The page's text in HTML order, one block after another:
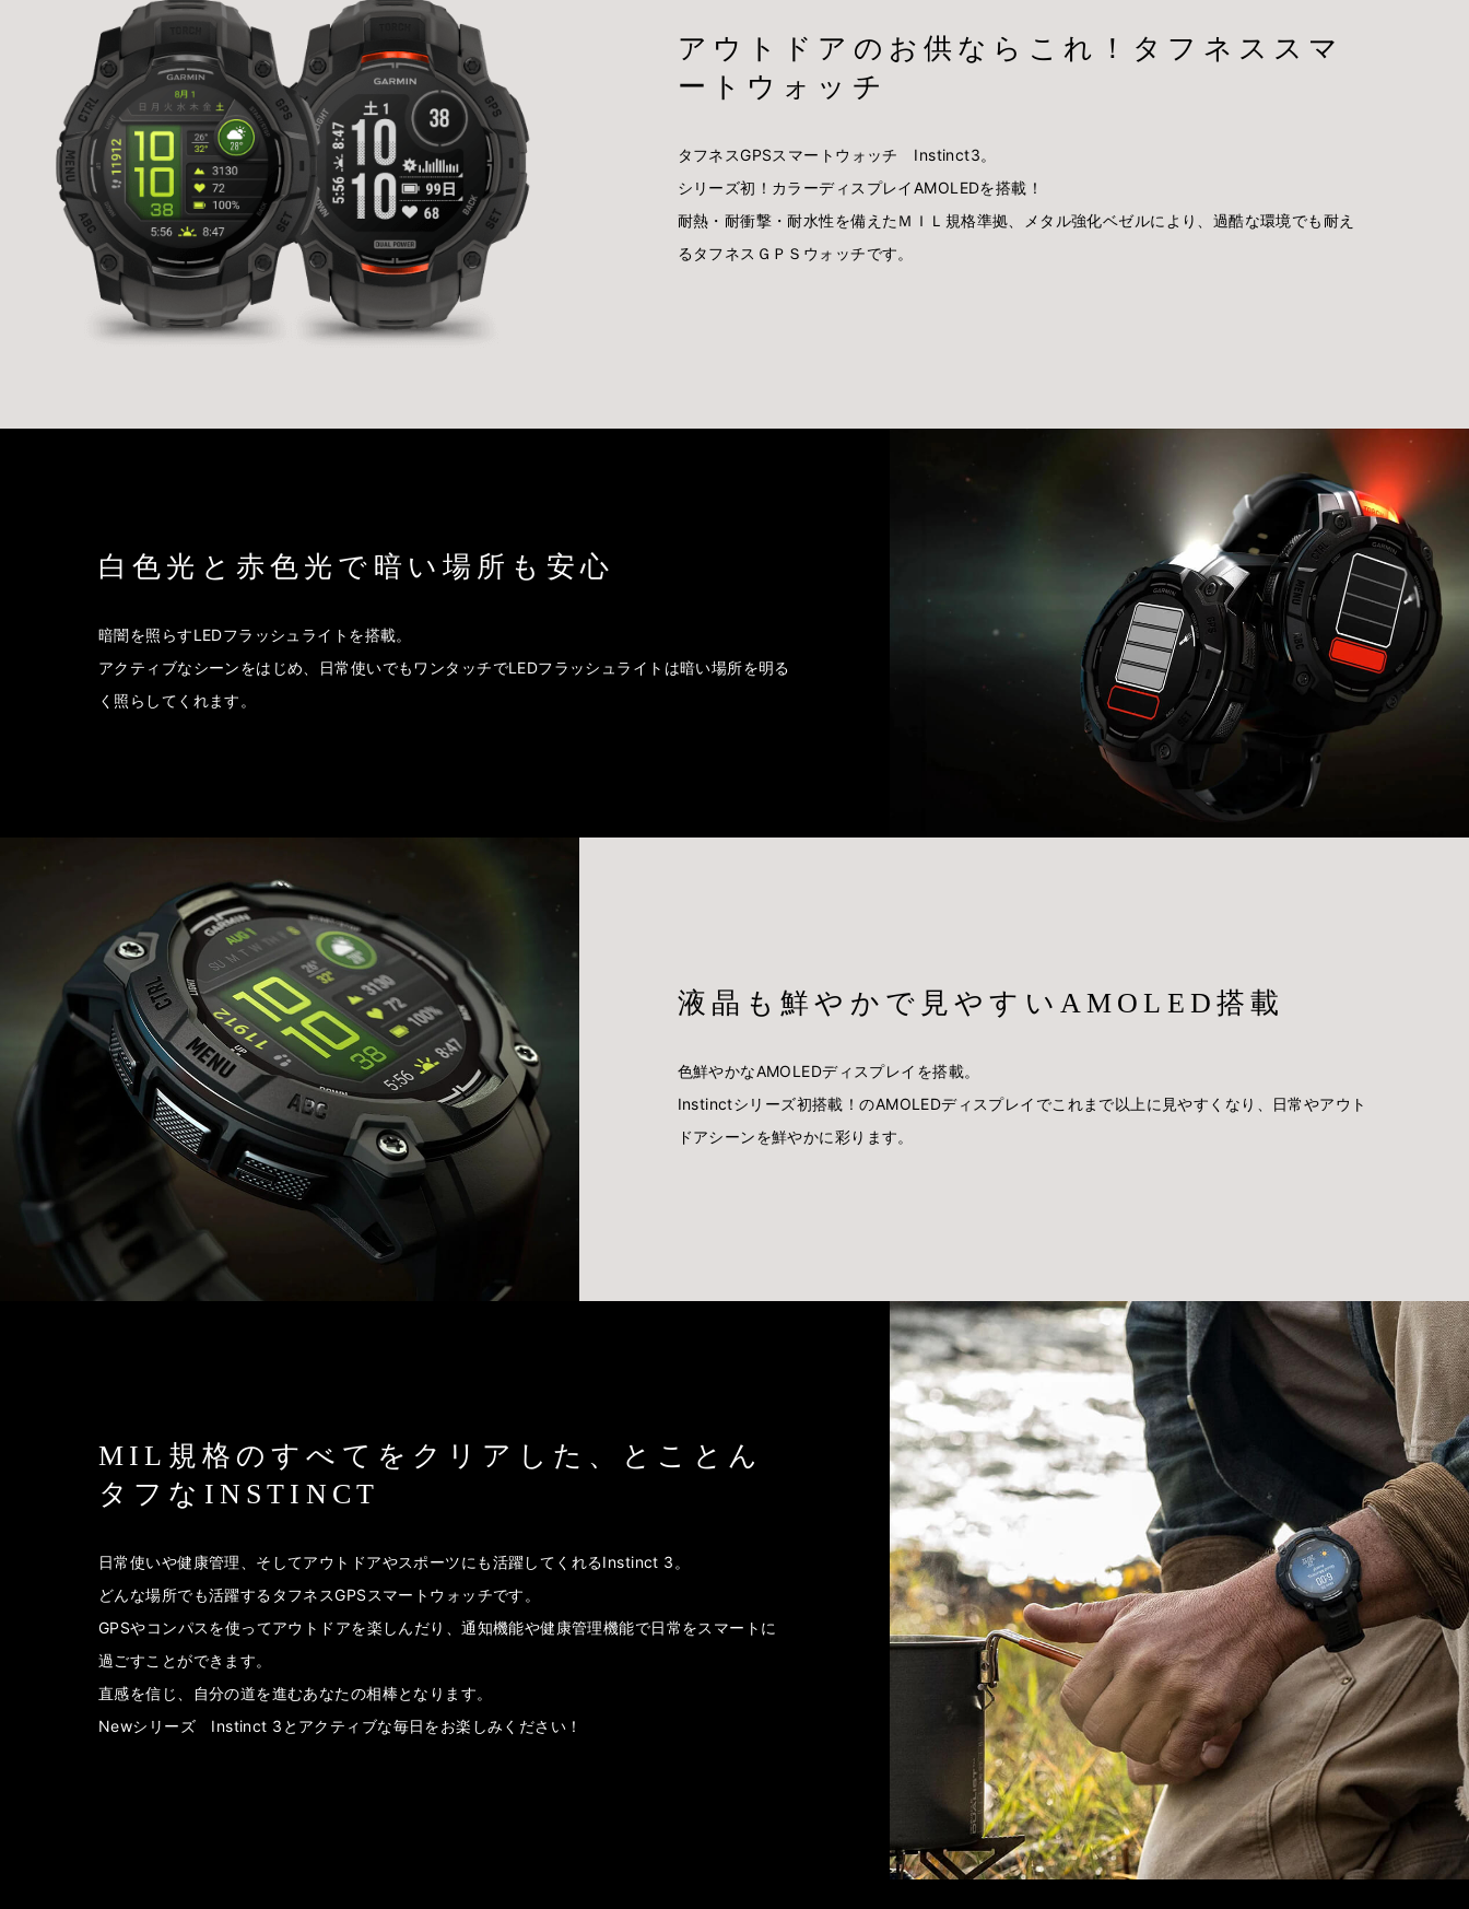
アウトドアのお供ならこれ！タフネススマ
ートウォッチ
タフネスGPSスマートウォッチ Instinct3。
シリーズ初！カラーディスプレイAMOLEDを搭載！
耐熱・耐衝撃・耐水性を備えたＭＩＬ規格準拠、メタル強化ベゼルにより、過酷な環境でも耐え
るタフネスＧＰＳウォッチです。
白色光と赤色光で暗い場所も安心
暗闇を照らすLEDフラッシュライトを搭載。
アクティブなシーンをはじめ、日常使いでもワンタッチでLEDフラッシュライトは暗い場所を明る
く照らしてくれます。
液晶も鮮やかで見やすいAMOLED搭載
色鮮やかなAMOLEDディスプレイを搭載。
Instinctシリーズ初搭載！のAMOLEDディスプレイでこれまで以上に見やすくなり、日常やアウト
ドアシーンを鮮やかに彩ります。
MIL規格のすべてをクリアした、とことん
タフなINSTINCT
日常使いや健康管理、そしてアウトドアやスポーツにも活躍してくれるInstinct 3。
どんな場所でも活躍するタフネスGPSスマートウォッチです。
GPSやコンパスを使ってアウトドアを楽しんだり、通知機能や健康管理機能で日常をスマートに
過ごすことができます。
直感を信じ、自分の道を進むあなたの相棒となります。
Newシリーズ Instinct 3とアクティブな毎日をお楽しみください！